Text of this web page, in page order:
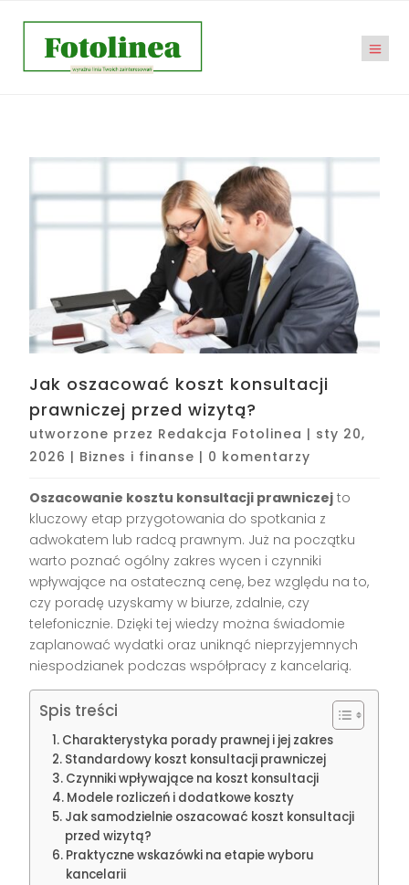
Jak oszacować koszt konsultacji
prawniczej przed wizytą?
utworzone przez Redakcja Fotolinea | sty 20,
2026 | Biznes i finanse | 0 komentarzy
Oszacowanie kosztu konsultacji prawniczej to
kluczowy etap przygotowania do spotkania z
adwokatem lub radcą prawnym. Już na początku
warto poznać ogólny zakres wycen i czynniki
wpływające na ostateczną cenę, bez względu na to,
czy poradę uzyskamy w biurze, zdalnie, czy
telefonicznie. Dzięki tej wiedzy można świadomie
zaplanować wydatki oraz uniknąć nieprzyjemnych
niespodzianek podczas współpracy z kancelarią.
Spis treści
Charakterystyka porady prawnej i jej zakres
Standardowy koszt konsultacji prawniczej
Czynniki wpływające na koszt konsultacji
Modele rozliczeń i dodatkowe koszty
Jak samodzielnie oszacować koszt konsultacji
przed wizytą?
Praktyczne wskazówki na etapie wyboru
kancelarii